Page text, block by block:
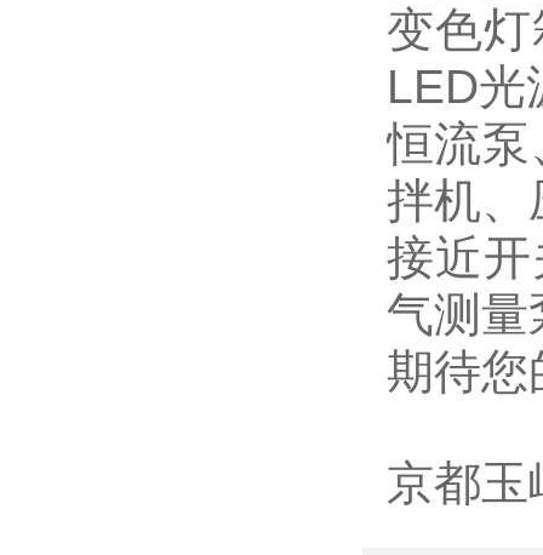
变色
LED光
恒流泵
拌机、
接近
气测量
期待您
京都玉